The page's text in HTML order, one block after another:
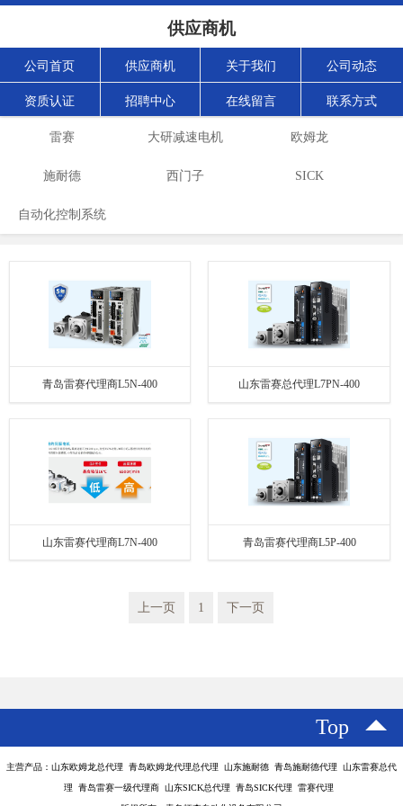
供应商机
公司首页 供应商机 关于我们 公司动态
资质认证 招聘中心 在线留言 联系方式
雷赛 大研减速电机 欧姆龙
施耐德 西门子 SICK
自动化控制系统
青岛雷赛代理商L5N-400 山东雷赛总代理L7PN-400
山东雷赛代理商L7N-400 青岛雷赛代理商L5P-400
上一页 1 下一页
Top
主营产品：山东欧姆龙总代理 青岛欧姆龙代理总代理 山东施耐德 青岛施耐德代理 山东雷赛总代
理 青岛雷赛一级代理商 山东SICK总代理 青岛SICK代理 雷赛代理